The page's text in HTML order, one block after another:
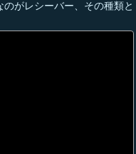
がレシーバー、その種類と